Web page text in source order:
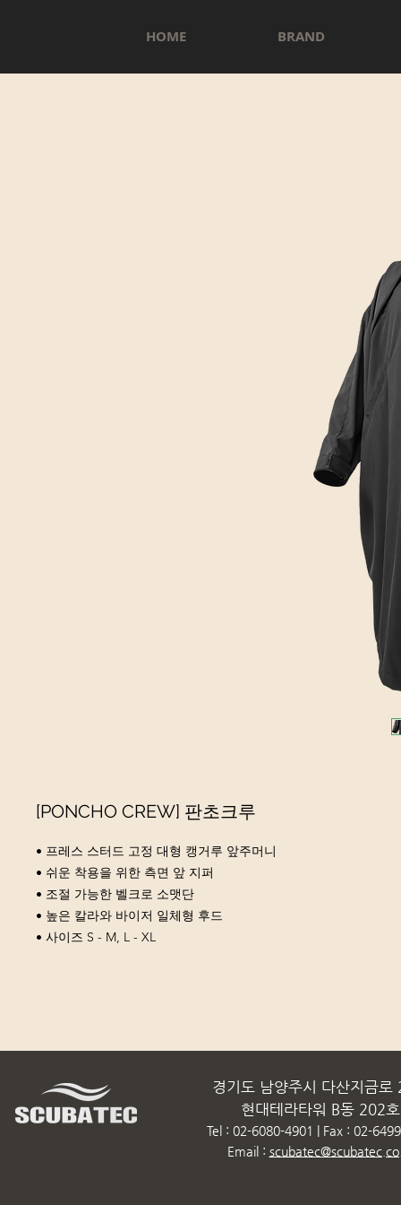
HOME BRAND
[PONCHO CREW] 판초크루
• 프레스 스터드 고정 대형 캥거루 앞주머니
• 쉬운 착용을 위한 측면 앞 지퍼
• 조절 가능한 벨크로 소맷단
• 높은 칼라와 바이저 일체형 후드
• 사이즈 S - M, L - XL
경기도 남양주시 다산지금로
현대테라타워 B동 202호
Tel : 02-6080-4901 | Fax : 02-
Email :